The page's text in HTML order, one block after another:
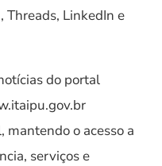
Threads, LinkedIn e
do portal
mantendo o acesso a
serviços e